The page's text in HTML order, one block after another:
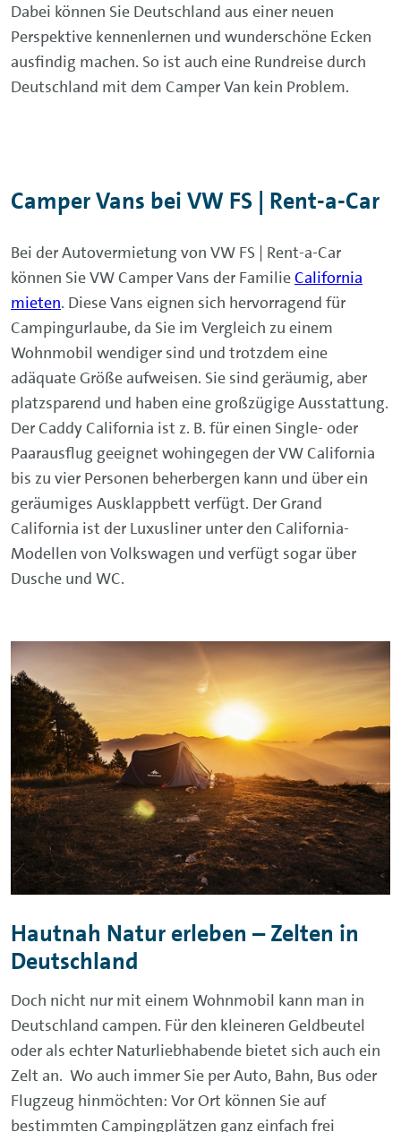
Dabei können Sie Deutschland aus einer neuen
Perspektive kennenlernen und wunderschöne Ecken
ausfindig machen. So ist auch eine Rundreise durch
Deutschland mit dem Camper Van kein Problem.
Camper Vans bei VW FS | Rent-a-Car
Bei der Autovermietung von VW FS | Rent-a-Car
können Sie VW Camper Vans der FamilieCalifornia
mieten. Diese Vans eignen sich hervorragend für
Campingurlaube, da Sie im Vergleich zu einem
Wohnmobil wendiger sind und trotzdem eine
adäquate Größe aufweisen. Sie sind geräumig, aber
platzsparend und haben eine großzügige Ausstattung.
Der Caddy California ist z. B. für einen Single- oder
Paarausflug geeignet wohingegen der VW California
bis zu vier Personen beherbergen kann und über ein
geräumiges Ausklappbett verfügt. Der Grand
California ist der Luxusliner unter den California-
Modellen von Volkswagen und verfügt sogar über
Dusche und WC.
Hautnah Natur erleben – Zelten in
Deutschland
Doch nicht nur mit einem Wohnmobil kann man in
Deutschland campen. Für den kleineren Geldbeutel
oder als echter Naturliebhabende bietet sich auch ein
Zelt an. Wo auch immer Sie per Auto, Bahn, Bus oder
Flugzeug hinmöchten: Vor Ort können Sie auf
bestimmten Campingplätzen ganz einfach frei